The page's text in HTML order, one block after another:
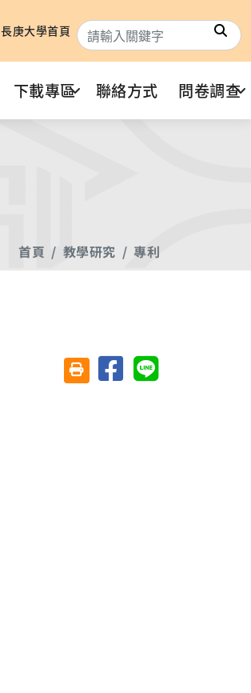
長庚大學首頁 搜尋
下載專區 聯絡方式 問卷調查
首頁 教學研究 專利
友善列印(另開視窗)
分享至臉書分享至 Line